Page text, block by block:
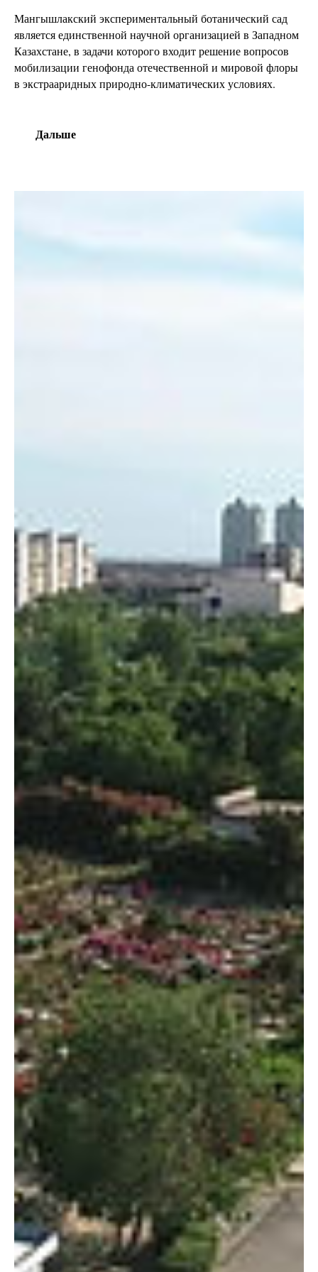
Мангышлакский экспериментальный ботанический сад
является единственной научной организацией в Западном
Казахстане, в задачи которого входит решение вопросов
мобилизации генофонда отечественной и мировой флоры
в экстрааридных природно-климатических условиях.
Дальше